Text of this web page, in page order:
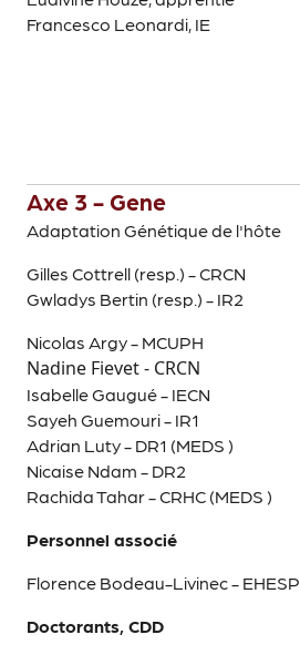
Francesco Leonardi, IE
Axe 3 - Gene
Adaptation Génétique de l'hôte
Gilles Cottrell (resp.) - CRCN
Gwladys Bertin (resp.) - IR2
Nicolas Argy - MCUPH
Nadine Fievet - CRCN
Isabelle Gaugué - IECN
Sayeh Guemouri - IR1
Adrian Luty - DR1 (MEDS )
Nicaise Ndam - DR2
Rachida Tahar - CRHC (MEDS )
Personnel associé
Florence Bodeau-Livinec - EHESP
Doctorants, CDD